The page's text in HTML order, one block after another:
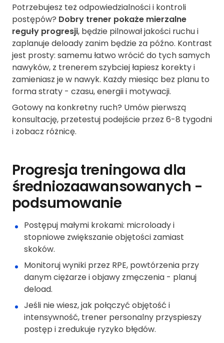
Potrzebujesz też odpowiedzialności i kontroli
postępów? Dobry trener pokaże mierzalne
reguły progresji, będzie pilnował jakości ruchu i
zaplanuje deloady zanim będzie za późno. Kontrast
jest prosty: samemu łatwo wrócić do tych samych
nawyków, z trenerem szybciej łapiesz korekty i
zamieniasz je w nawyk. Każdy miesiąc bez planu to
forma straty - czasu, energii i motywacji.
Gotowy na konkretny ruch? Umów pierwszą
konsultację, przetestuj podejście przez 6-8 tygodni
i zobacz różnicę.
Progresja treningowa dla
średniozaawansowanych -
podsumowanie
Postępuj małymi krokami: microloady i
stopniowe zwiększanie objętości zamiast
skoków.
Monitoruj wyniki przez RPE, powtórzenia przy
danym ciężarze i objawy zmęczenia - planuj
deload.
Jeśli nie wiesz, jak połączyć objętość i
intensywność, trener personalny przyspieszy
postęp i zredukuje ryzyko błędów.